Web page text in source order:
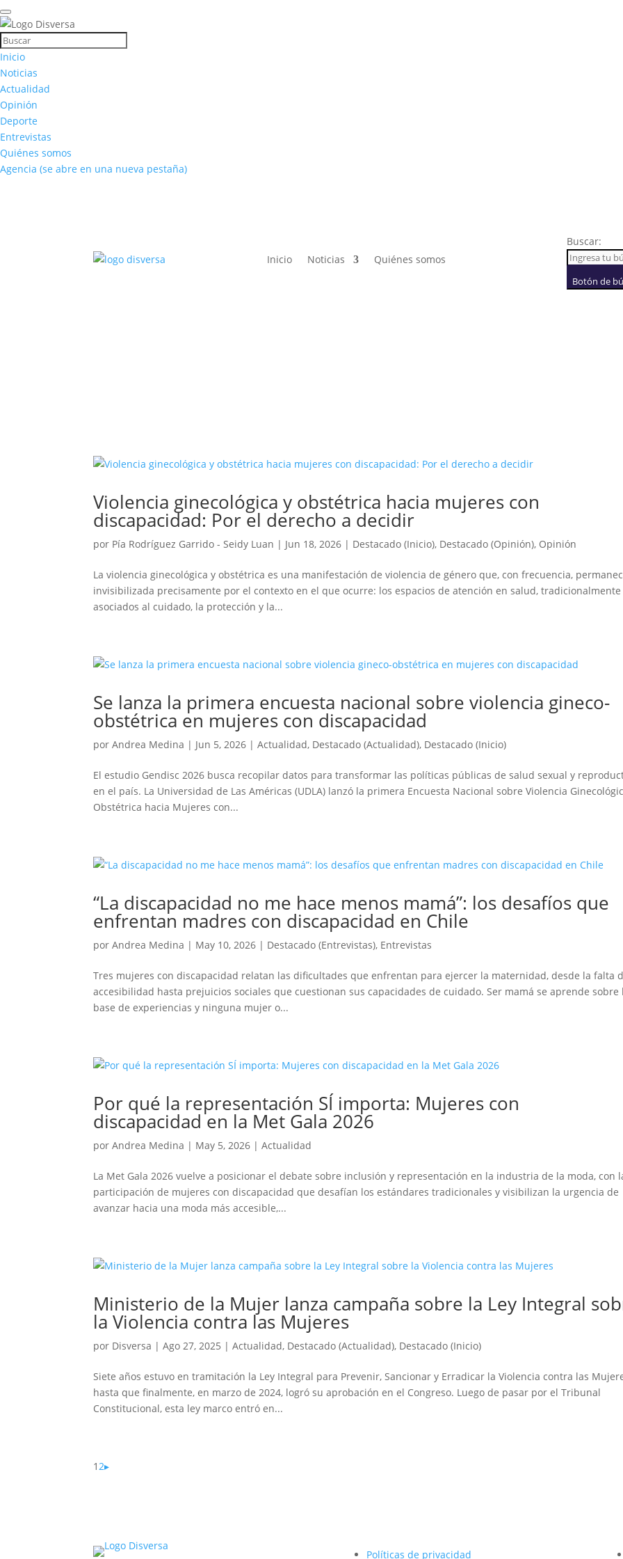
Inicio
Noticias
Actualidad
Opinión
Deporte
Entrevistas
Quiénes somos
Agencia (se abre en una nueva pestaña)
Inicio Noticias Quiénes somos
Buscar:
Botón de
Violencia ginecológica y obstétrica hacia mujeres con
discapacidad: Por el derecho a decidir
por Pía Rodríguez Garrido - Seidy Luan | Jun 18, 2026 | Destacado (Inicio), Destacado (Opinión), Opinión
La violencia ginecológica y obstétrica es una manifestación de violencia de género que, con frecuencia,
invisibilizada precisamente por el contexto en el que ocurre: los espacios de atención en salud, tradicionalmente
asociados al cuidado, la protección y la...
Se lanza la primera encuesta nacional sobre violencia gineco-
obstétrica en mujeres con discapacidad
porAndrea Medina | Jun 5, 2026 |Actualidad, Destacado (Actualidad), Destacado (Inicio)
El estudio Gendisc 2026 busca recopilar datos para transformar las políticas públicas de salud sexual y
en el país. La Universidad de Las Américas (UDLA) lanzó la primera Encuesta Nacional sobre Violencia
Obstétrica hacia Mujeres con...
“La discapacidad no me hace menos mamá”: los desafíos que
enfrentan madres con discapacidad en Chile
porAndrea Medina | May 10, 2026 | Destacado (Entrevistas), Entrevistas
Tres mujeres con discapacidad relatan las dificultades que enfrentan para ejercer la maternidad, desde la falta
accesibilidad hasta prejuicios sociales que cuestionan sus capacidades de cuidado. Ser mamá se aprende sobre
base de experiencias y ninguna mujer o...
Por qué la representación SÍ importa: Mujeres con
discapacidad en la Met Gala 2026
porAndrea Medina | May 5, 2026 |Actualidad
La Met Gala 2026 vuelve a posicionar el debate sobre inclusión y representación en la industria de la moda, con
participación de mujeres con discapacidad que desafían los estándares tradicionales y visibilizan la urgencia de
avanzar hacia una moda más accesible,...
Ministerio de la Mujer lanza campaña sobre la Ley Integral
la Violencia contra las Mujeres
por Disversa |Ago 27, 2025 |Actualidad, Destacado (Actualidad), Destacado (Inicio)
Siete años estuvo en tramitación la Ley Integral para Prevenir, Sancionar y Erradicar la Violencia contra las
hasta que finalmente, en marzo de 2024, logró su aprobación en el Congreso. Luego de pasar por el Tribunal
Constitucional, esta ley marco entró en...
12▸
Políticas de privacidad